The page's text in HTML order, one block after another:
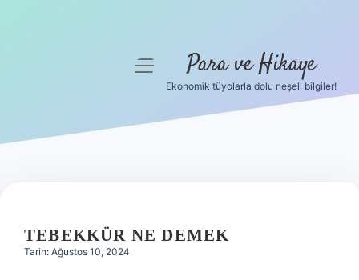
Hakkımızda
menüyü
Para ve Hikaye
Ekonomik tüyolarla dolu neşeli bilgiler!
TEBEKKÜR NE DEMEK
Tarih: Ağustos 10, 2024